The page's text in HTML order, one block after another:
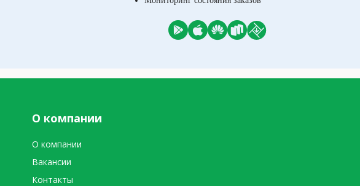
О компании
О компании
Вакансии
Контакты